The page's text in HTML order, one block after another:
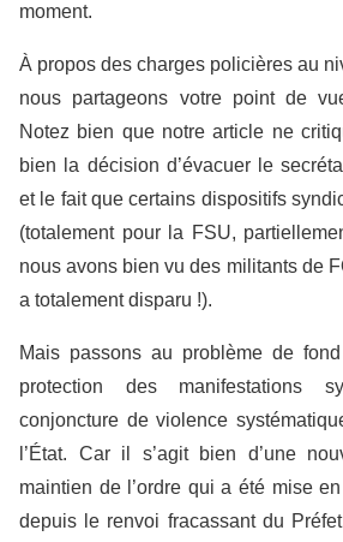
moment.
À propos des charges policières au
nous partageons votre point de
Notez bien que notre article ne
bien la décision d’évacuer le
et le fait que certains dispositifs
(totalement pour la FSU,
nous avons bien vu des militants de
a totalement disparu !).
Mais passons au problème de
protection des manifestations
conjoncture de violence
l’État. Car il s’agit bien d’une
maintien de l’ordre qui a été mise
depuis le renvoi fracassant du